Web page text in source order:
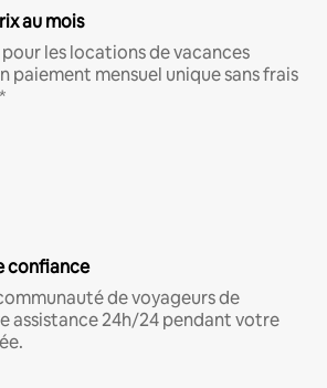
au mois
les locations de vacances
paiement mensuel unique sans frais
confiance
de voyageurs de
assistance 24h/24 pendant votre